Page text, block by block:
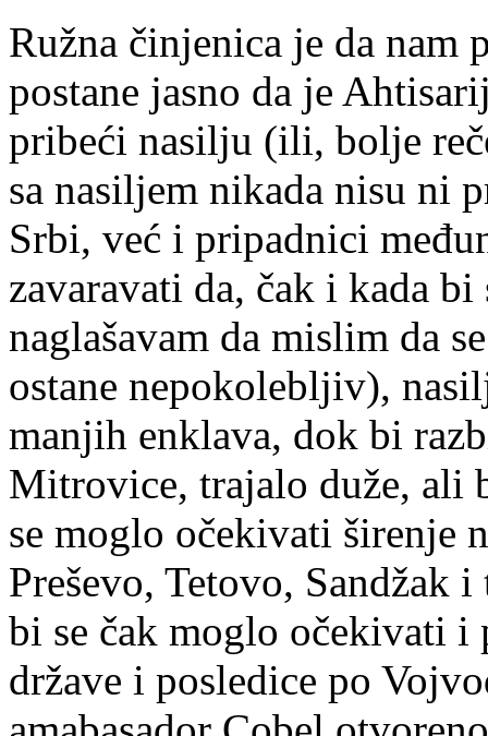
Ružna činjenica je da nam
postane jasno da je
pribeći nasilju (ili, bolje
sa nasiljem nikada nisu ni
Srbi, već i pripadnici
zavaravati da, čak i kada
naglašavam da mislim da
ostane nepokolebljiv),
manjih enklava, dok bi
Mitrovice, trajalo duže, ali
se moglo očekivati širenje
Preševo, Tetovo, Sandžak
bi se čak moglo očekivati i
države i posledice po